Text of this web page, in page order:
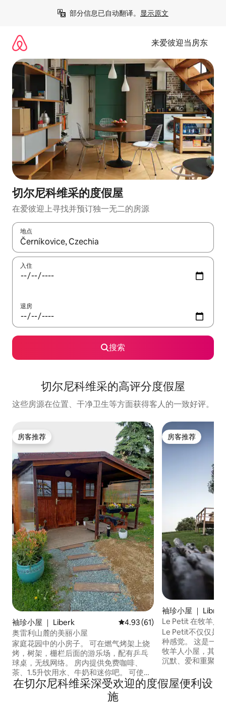
部分信息已自动翻译。 显示原文
来爱彼迎当房东
切尔尼科维采的度假屋
在爱彼迎上寻找并预订独一无二的房源
地点
如有搜索结果，请使用上下方向键查看，或通过点击或滑动手势
入住
退房
搜索
切尔尼科维采的高评分度假屋
这些房源在位置、干净卫生等方面获得客人的一致好评。
房客推荐
房客推荐
袖珍小屋 ｜ Liberk 平均评分 4.93 分（满分 5 分）
4.93 (61)
奥雷利山麓的美丽小屋
家庭花园中的小房子。 可在燃气烤架上烧
烤，树架，栅栏后面的游乐场，配有乒乓
球桌，无线网络。 房内提供免费咖啡、
茶、1.5升饮用水、牛奶和迷你吧。 可使用
红外桑拿房，500捷克克朗/天。 现场支
付。请注意：厕所和淋浴间位于房子外面
（约15米），在家庭住宅的一楼。 适合散
房客推荐
房客推荐
袖珍小屋 ｜
Le Petit 在
Le Petit不仅仅是
种感觉。 这是一
牧羊人小屋，其中
沉默、爱和重聚的
然、宁静和星星所
扑鼻，温暖的阳光
在切尔尼科维采深受欢迎的度假屋便利设
施